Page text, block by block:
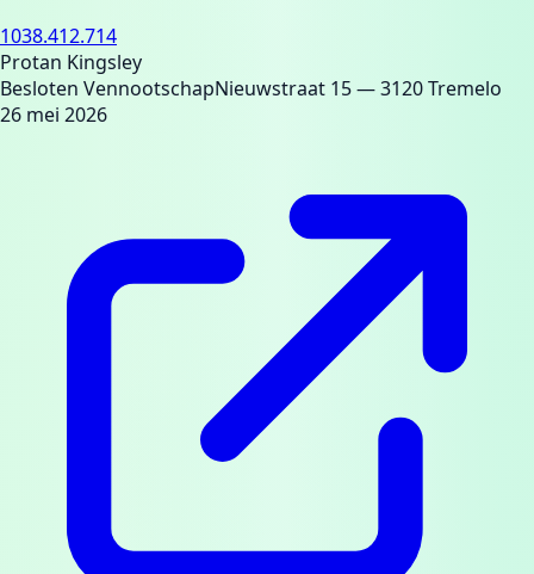
1038.412.714
Protan Kingsley
Besloten VennootschapNieuwstraat 15— 3120 Tremelo
26 mei 2026